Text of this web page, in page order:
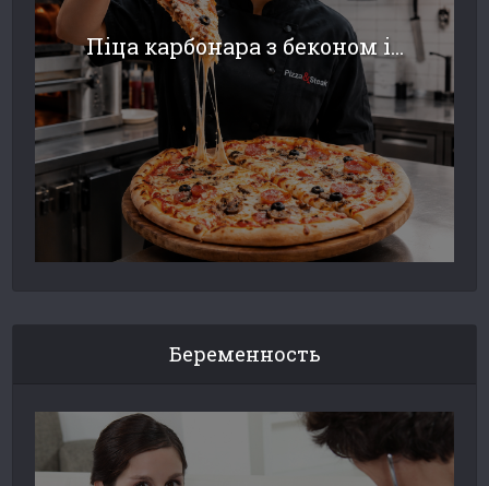
Піца карбонара з беконом і...
Беременность